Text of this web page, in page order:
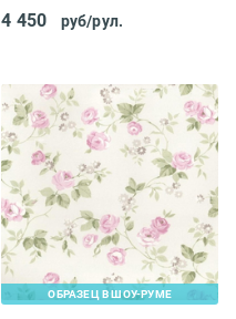
4 450 руб/рул.
ОБРАЗЕЦ В ШОУ-РУМЕ